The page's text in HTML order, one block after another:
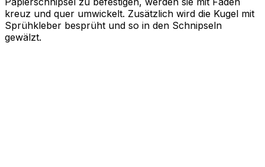
kreuz und quer umwickelt. Zusätzlich wird die Kugel mit
Sprühkleber besprüht und so in den Schnipseln
gewälzt.